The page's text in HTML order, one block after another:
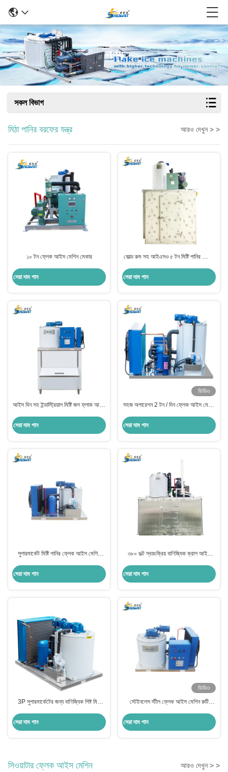
পণ্য
সকল বিভাগ
মিঠা পানির বরফের যন্ত্র আরও দেখুন > >
১০ টন ফ্লেক আইস মেশিন মেকার
সেরা দাম পান
কোল্ড রুম সহ আইএসও ৫ টন মিষ্টি পানির ফ্লেক
সেরা দাম পান
আইস বিন সহ ইন্ডাস্ট্রিয়াল মিষ্টি জল ফ্লাক আইস
সেরা দাম পান
ভিডিও
সহজ অপারেশন 2 টন / দিন ফ্লেক আইস মেকার
সেরা দাম পান
সুপারমার্কেট মিষ্টি পানির ফ্লেক আইস মেশিন
সেরা দাম পান
৩৮০ ভল্ট স্বয়ংক্রিয় বাণিজ্যিক ক্রাশ আইস
সেরা দাম পান
3P সুপারমার্কেটের জন্য বাণিজ্যিক পিষ্ট মিষ্টি
সেরা দাম পান
ভিডিও
স্টেইনলেস স্টীল ফ্লেক আইস মেশিন রুটি
মেশিন 500 কেজি / দিন
সেরা দাম পান
সিওয়াটার ফ্লেক আইস মেশিন আরও দেখুন > >